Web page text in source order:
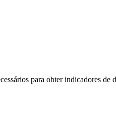
para obter indicadores de